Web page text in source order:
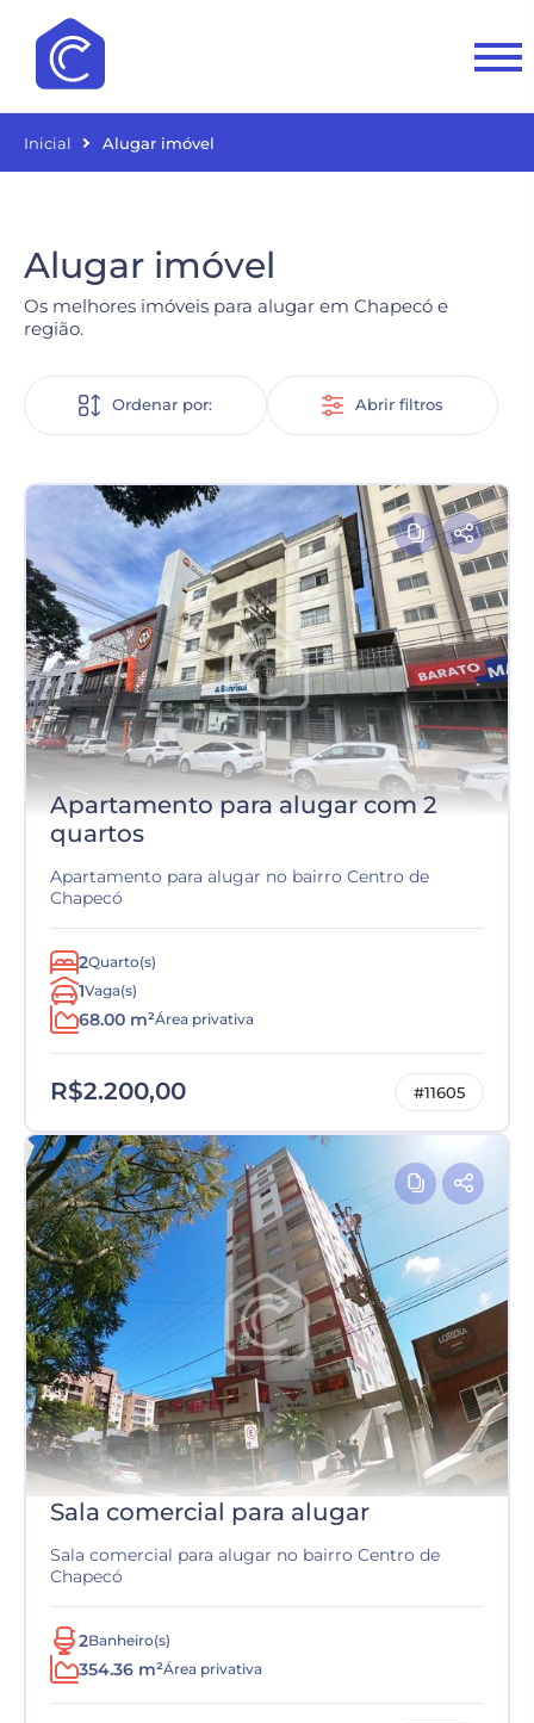
Inicial Alugar imóvel
Alugar imóvel
Os melhores imóveis para alugar em Chapecó e
região.
Ordenar por: Abrir filtros
Apartamento para alugar com 2
quartos
Apartamento para alugar no bairro Centro de
Chapecó
2Quarto(s)
1Vaga(s)
68.00 m²Área privativa
R$2.200,00 #11605
Sala comercial para alugar
Sala comercial para alugar no bairro Centro de
Chapecó
2Banheiro(s)
354.36 m²Área privativa